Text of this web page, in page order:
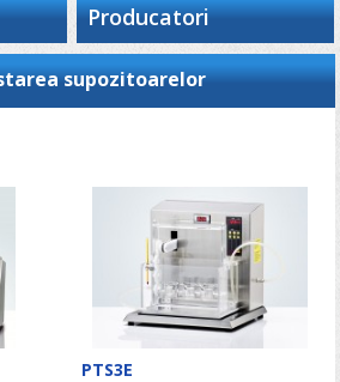
Producatori
supozitoarelor
PTS3E